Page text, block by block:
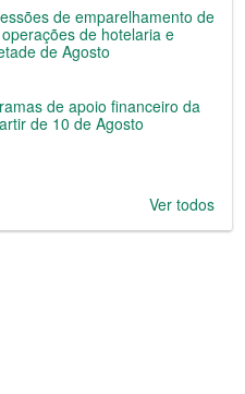
de emparelhamento de
de hotelaria e
de Agosto
de apoio financeiro da
de 10 de Agosto
Ver todos